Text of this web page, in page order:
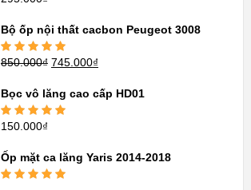
Bộ ốp nội thất cacbon Peugeot 3008
Được xếp
850.000₫ 745.000₫
Bọc vô lăng cao cấp HD01
Được xếp
sao
150.000₫
Ốp mặt ca lăng Yaris 2014-2018